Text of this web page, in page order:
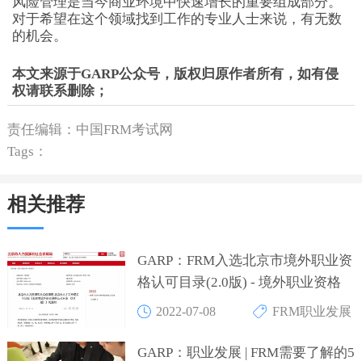
对于希望在这个领域找到工作的专业人士来说，有无数
的机会。
本文来源于GARP公众号，版权归原作者所有，如有侵
权请联系删除；
责任编辑：中国FRM考试网
Tags：
相关推荐
GARP：FRM入选北京市境外职业资
格认可目录(2.0版) - 境外职业资格
2022-07-08 FRM职业发展
GARP：职业发展 | FRM需要了解的5